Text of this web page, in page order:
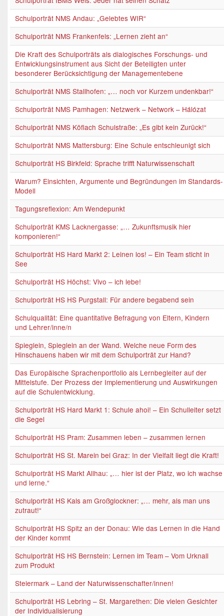
Schulporträt NMS Andau: „Gelebtes WIR“
Schulporträt NMS Frankenfels: „Lernen zieht an“
Die Kraft des Schulporträts als dialogisches Forschungs- und
Entwicklungsinstrument aus Sicht der Beteiligten unter
besonderer Berücksichtigung der Managementebene
Schulporträt NMS Stallhofen: „… noch vor Kurzem undenkbar!“
Schulporträt NMS Pamhagen: Netzwerk – Network – Hálózat
Schulporträt NMS Köflach Schulstraße: „Es gibt kein Zurück!“
Schulporträt NMS Mattersburg: Eine Schule entschleunigt sich
Schulporträt HS Birkfeld: Sprache trifft Naturwissenschaft
Warum? Einsichten, Argumente und Begründungen im Standards-
Modell
Tagungsreflexion: Am Wendepunkt
Schulporträt KMS Lacknergasse: „… Zukunftsmusik hier
komponieren!“
Schulporträt HS Hard Markt 2: Leinen los! – Ein Team sticht in
See
Schulporträt HS Höchst: Vivo – ich lebe!
Schulporträt HS HS Purgstall: Für andere begabend sein
Schulqualität: Eine quantitative Befragung von Eltern, Kindern
und Lehrer/inne/n
Spieglein, Spieglein an der Wand. Welche neue Form des
Hinschauens haben wir mit dem Schulporträt zur Hand?
Das Europäische Sprachenportfolio als Lernbegleiter auf der
Mittelstufe. Der Prozess der Implementierung und Auswirkungen
auf die Schulentwicklung.
Schulporträt HS Hard Markt 1: Schule ahoi! – Ein Schulleiter setzt
die Segel
Schulporträt HS Pram: Zusammen leben – zusammen lernen
Schulporträt HS St. Marein bei Graz: In der Vielfalt liegt die Kraft!
Schulporträt HS Markt Allhau: „… hier ist der Platz, wo ich wachse
und lerne.“
Schulporträt HS Kals am Großglockner: „… mehr, als man uns
zutraut!“
Schulporträt HS Spitz an der Donau: Wie das Lernen in die Hand
der Kinder kommt
Schulporträt HS HS Bernstein: Lernen im Team – Vom Urknall
zum Produkt
Steiermark – Land der Naturwissenschafter/innen!
Schulporträt HS Lebring – St. Margarethen: Die vielen Gesichter
der Individualisierung